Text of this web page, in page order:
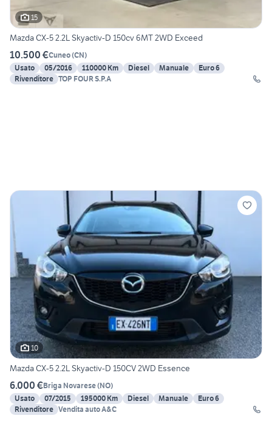
15
Mazda CX-5 2.2L Skyactiv-D 150cv 6MT 2WD Exceed
10.500 €Cuneo(CN)
Usato
05/2016 110000 Km Diesel Manuale
Euro 6
Rivenditore TOP FOUR S.P.A
10
Mazda CX-5 2.2L Skyactiv-D 150CV 2WD Essence
6.000 €Briga Novarese(NO)
Usato
07/2015 195000 Km Diesel Manuale
Euro 6
Rivenditore Vendita auto A&C